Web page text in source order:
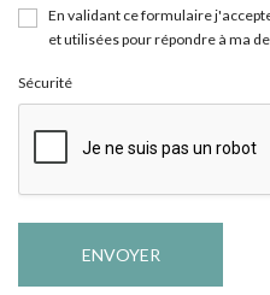
En validant ce formulaire
et utilisées pour répondre à ma
Sécurité
ENVOYER